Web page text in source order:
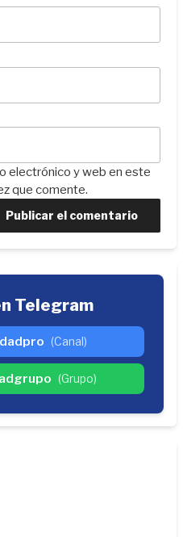
electrónico y web en este
que comente.
Telegram
(Canal)
(Grupo)